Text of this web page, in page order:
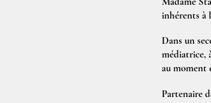
Madame
inhérents à
Dans un
médiatrice,
au moment
Partenaire